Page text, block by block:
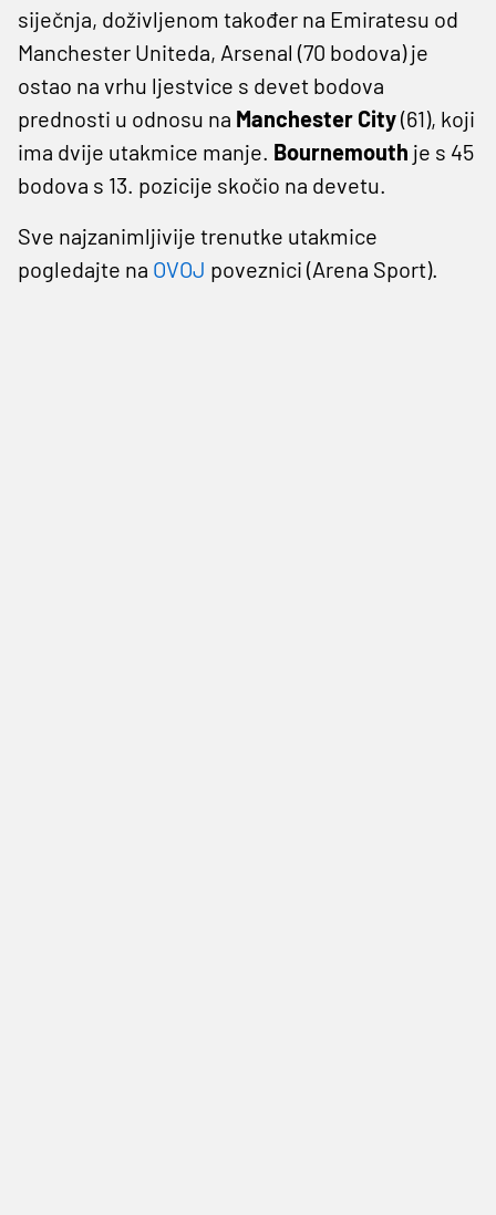
siječnja, doživljenom također na Emiratesu od
Manchester Uniteda, Arsenal (70 bodova) je
ostao na vrhu ljestvice s devet bodova
prednosti u odnosu na Manchester City(61), koji
ima dvije utakmice manje. Bournemouth je s 45
bodova s 13. pozicije skočio na devetu.
Sve najzanimljivije trenutke utakmice
pogledajte na OVOJ poveznici (Arena Sport).